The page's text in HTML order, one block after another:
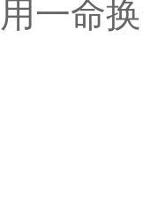
用一命